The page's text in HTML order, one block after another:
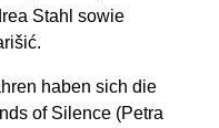
Stahl sowie
haben sich die
of Silence (Petra